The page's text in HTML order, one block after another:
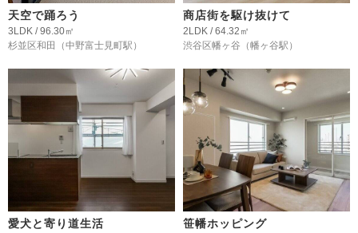
天空で踊ろう
3LDK / 96.30㎡
杉並区和田
（中野富士見町駅）
商店街を駆け抜けて
2LDK / 64.32㎡
渋谷区幡ヶ谷 （幡ヶ谷駅）
愛犬と寄り道生活 笹幡ホッピング